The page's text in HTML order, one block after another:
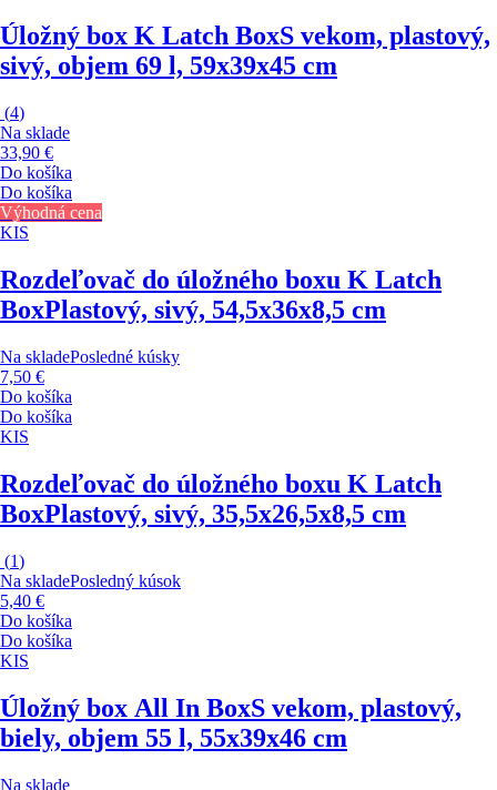
Úložný box K Latch BoxS vekom, plastový,
sivý, objem 69 l, 59x39x45 cm
(4)
Na sklade
33,90 €
Do košíka
Do košíka
Výhodná cena
KIS
Rozdeľovač do úložného boxu K Latch
BoxPlastový, sivý, 54,5x36x8,5 cm
Na skladePosledné kúsky
7,50 €
Do košíka
Do košíka
KIS
Rozdeľovač do úložného boxu K Latch
BoxPlastový, sivý, 35,5x26,5x8,5 cm
(1)
Na skladePosledný kúsok
5,40 €
Do košíka
Do košíka
KIS
Úložný box All In BoxS vekom, plastový,
biely, objem 55 l, 55x39x46 cm
Na sklade